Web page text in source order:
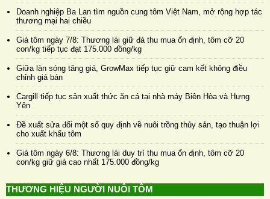
Doanh nghiệp Ba Lan tìm nguồn cung tôm Việt Nam, mở rộng hợp tác
thương mại hai chiều
Giá tôm ngày 7/8: Thương lái giữ đà thu mua ổn định, tôm cỡ 20
con/kg tiếp tục đạt 175.000 đồng/kg
Giữa làn sóng tăng giá, GrowMax tiếp tục giữ cam kết không điều
chỉnh giá bán
Cargill tiếp tục sản xuất thức ăn cá tại nhà máy Biên Hòa và Hưng
Yên
Đề xuất sửa đổi một số quy định về nuôi trồng thủy sản, tạo thuận lợi
cho xuất khẩu tôm
Giá tôm ngày 6/8: Thương lái duy trì thu mua ổn định, tôm cỡ 20
con/kg giữ giá cao nhất 175.000 đồng/kg
THƯƠNG HIỆU NGƯỜI NUÔI TÔM